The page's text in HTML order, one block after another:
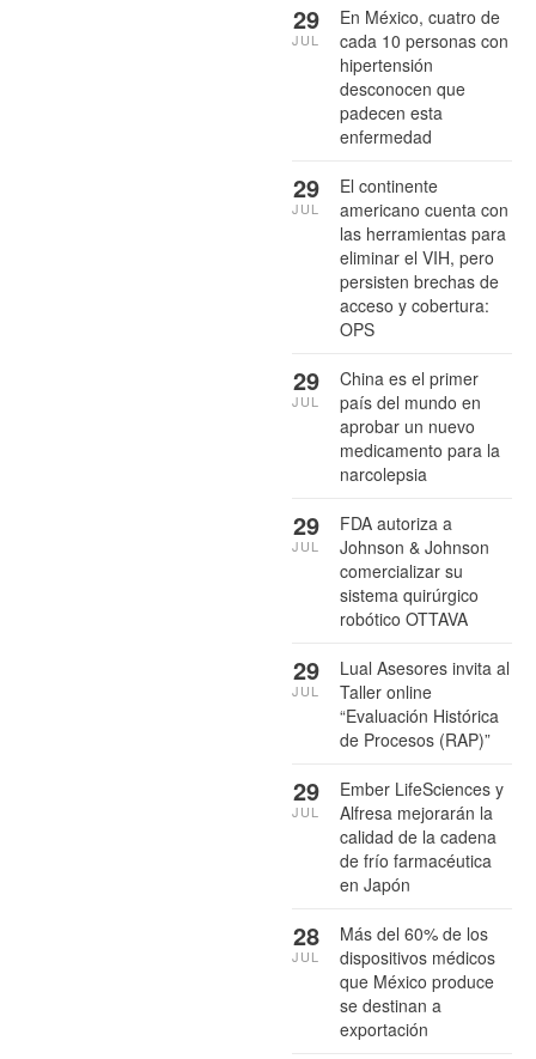
En México, cuatro de
cada 10 personas con
hipertensión
desconocen que
padecen esta
enfermedad
29
JUL
El continente
americano cuenta con
las herramientas para
eliminar el VIH, pero
persisten brechas de
acceso y cobertura:
OPS
29
JUL
China es el primer
país del mundo en
aprobar un nuevo
medicamento para la
narcolepsia
29
JUL
FDA autoriza a
Johnson & Johnson
comercializar su
sistema quirúrgico
robótico OTTAVA
29
JUL
Lual Asesores invita al
Taller online
“Evaluación Histórica
de Procesos (RAP)”
29
JUL
Ember LifeSciences y
Alfresa mejorarán la
calidad de la cadena
de frío farmacéutica
en Japón
29
JUL
Más del 60% de los
dispositivos médicos
que México produce
se destinan a
exportación
28
JUL